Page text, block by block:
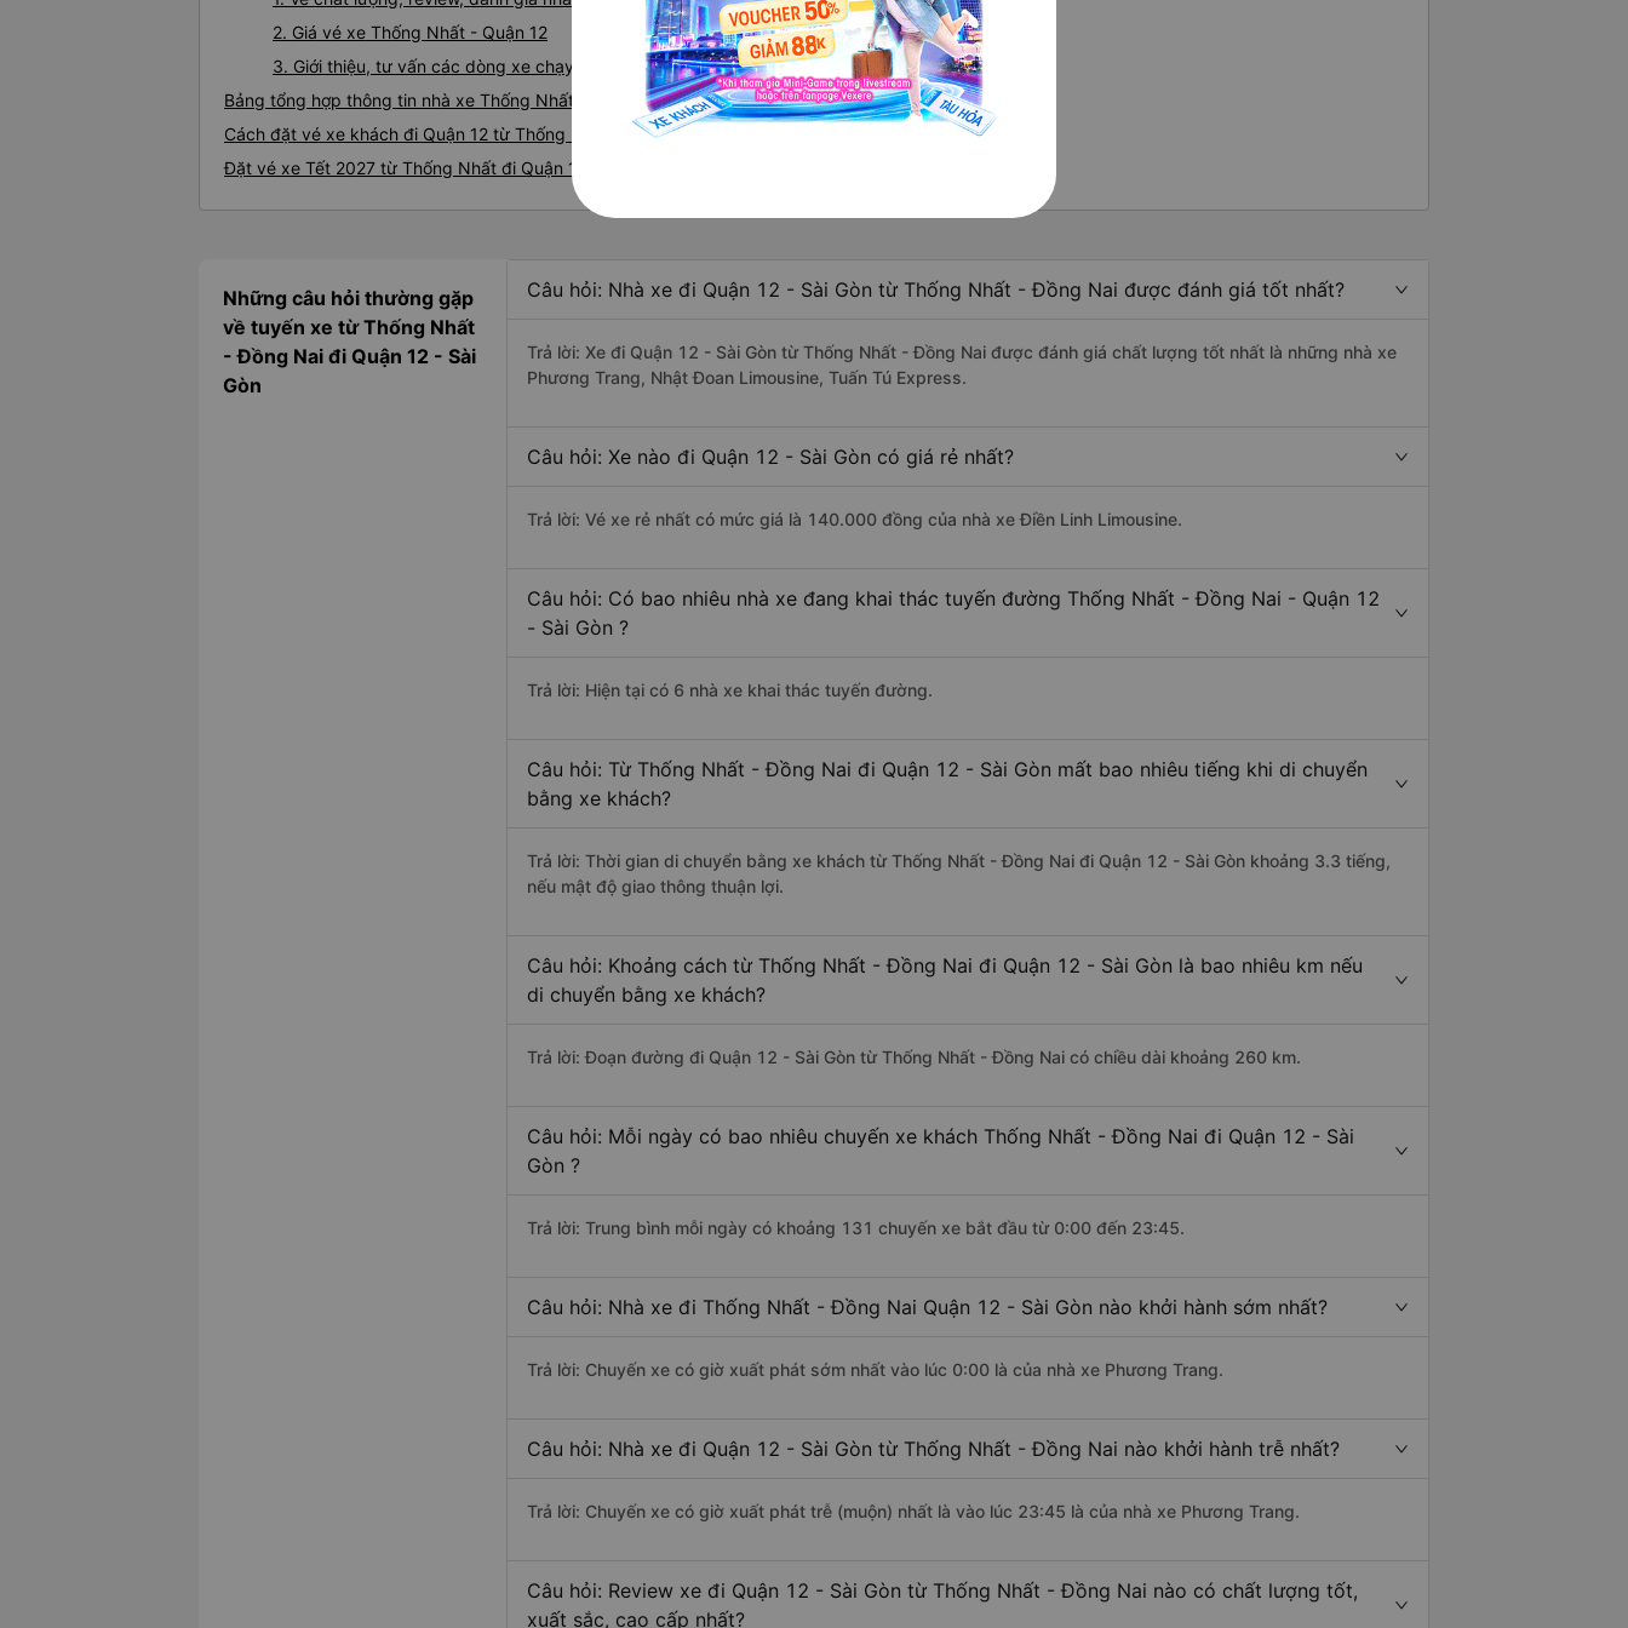
2. Giá vé xe Thống Nhất - Quận 12
3. Giới thiệu, tư vấn các dòng xe chạy tuyến đường Thống Nhất đi Quận 12
Bảng tổng hợp thông tin nhà xe Thống Nhất - Quận 12
Cách đặt vé xe khách đi Quận 12 từ Thống Nhất nhanh và uy tín nhất
Đặt vé xe Tết 2027 từ Thống Nhất đi Quận 12
Những câu hỏi thường gặp
về tuyến xe từ Thống Nhất
- Đồng Nai đi Quận 12 - Sài
Gòn
Câu hỏi: Nhà xe đi Quận 12 - Sài Gòn từ Thống Nhất - Đồng Nai được đánh giá tốt nhất?
Trả lời: Xe đi Quận 12 - Sài Gòn từ Thống Nhất - Đồng Nai được đánh giá chất lượng tốt nhất là những nhà xe
Phương Trang, Nhật Đoan Limousine, Tuấn Tú Express.
Câu hỏi: Xe nào đi Quận 12 - Sài Gòn có giá rẻ nhất?
Trả lời: Vé xe rẻ nhất có mức giá là 140.000 đồng của nhà xe Điền Linh Limousine.
Câu hỏi: Có bao nhiêu nhà xe đang khai thác tuyến đường Thống Nhất - Đồng Nai - Quận 12
- Sài Gòn ?
Trả lời: Hiện tại có 6 nhà xe khai thác tuyến đường.
Câu hỏi: Từ Thống Nhất - Đồng Nai đi Quận 12 - Sài Gòn mất bao nhiêu tiếng khi di chuyển
bằng xe khách?
Trả lời: Thời gian di chuyển bằng xe khách từ Thống Nhất - Đồng Nai đi Quận 12 - Sài Gòn khoảng 3.3 tiếng,
nếu mật độ giao thông thuận lợi.
Câu hỏi: Khoảng cách từ Thống Nhất - Đồng Nai đi Quận 12 - Sài Gòn là bao nhiêu km nếu
di chuyển bằng xe khách?
Trả lời: Đoạn đường đi Quận 12 - Sài Gòn từ Thống Nhất - Đồng Nai có chiều dài khoảng 260 km.
Câu hỏi: Mỗi ngày có bao nhiêu chuyến xe khách Thống Nhất - Đồng Nai đi Quận 12 - Sài
Gòn ?
Trả lời: Trung bình mỗi ngày có khoảng 131 chuyến xe bắt đầu từ 0:00 đến 23:45.
Câu hỏi: Nhà xe đi Thống Nhất - Đồng Nai Quận 12 - Sài Gòn nào khởi hành sớm nhất?
Trả lời: Chuyến xe có giờ xuất phát sớm nhất vào lúc 0:00 là của nhà xe Phương Trang.
Câu hỏi: Nhà xe đi Quận 12 - Sài Gòn từ Thống Nhất - Đồng Nai nào khởi hành trễ nhất?
Trả lời: Chuyến xe có giờ xuất phát trễ (muộn) nhất là vào lúc 23:45 là của nhà xe Phương Trang.
Câu hỏi: Review xe đi Quận 12 - Sài Gòn từ Thống Nhất - Đồng Nai nào có chất lượng tốt,
xuất sắc, cao cấp nhất?